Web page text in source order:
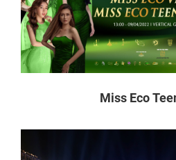
Miss Eco